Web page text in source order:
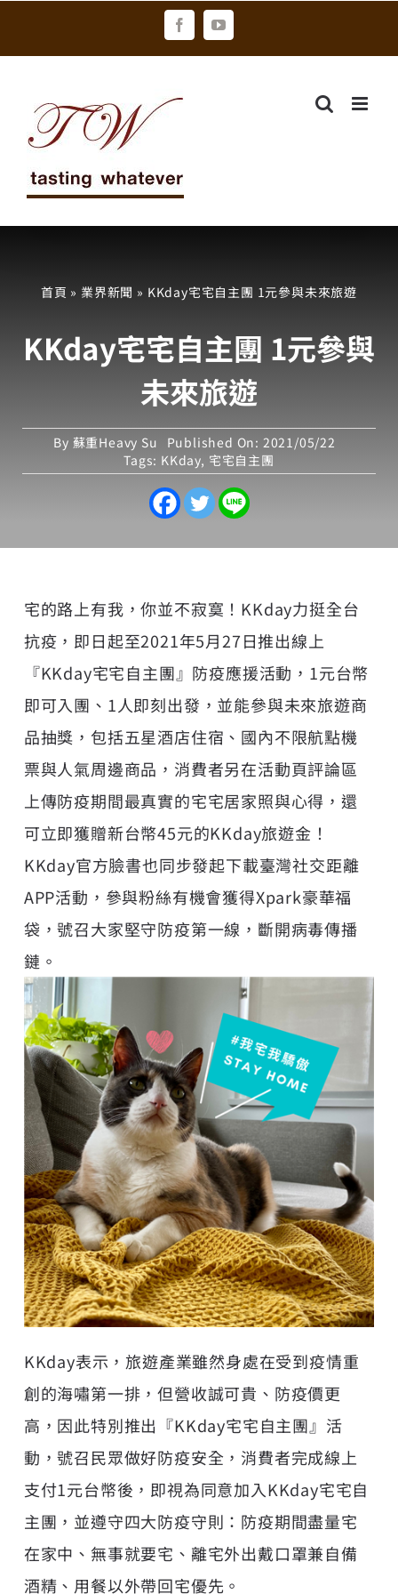
FacebookYouTube
首頁 » 業界新聞 » KKday宅宅自主團 1元參與未來旅遊
KKday宅宅自主團 1元參與
未來旅遊
By 蘇重Heavy Su
Published On: 2021/05/22
Tags: KKday, 宅宅自主團
宅的路上有我，你並不寂寞！KKday力挺全台
抗疫，即日起至2021年5月27日推出線上
『KKday宅宅自主團』防疫應援活動，1元台幣
即可入團、1人即刻出發，並能參與未來旅遊商
品抽獎，包括五星酒店住宿、國內不限航點機
票與人氣周邊商品，消費者另在活動頁評論區
上傳防疫期間最真實的宅宅居家照與心得，還
可立即獲贈新台幣45元的KKday旅遊金！
KKday官方臉書也同步發起下載臺灣社交距離
APP活動，參與粉絲有機會獲得Xpark豪華福
袋，號召大家堅守防疫第一線，斷開病毒傳播
鏈。
KKday表示，旅遊產業雖然身處在受到疫情重
創的海嘯第一排，但營收誠可貴、防疫價更
高，因此特別推出『KKday宅宅自主團』活
動，號召民眾做好防疫安全，消費者完成線上
支付1元台幣後，即視為同意加入KKday宅宅自
主團，並遵守四大防疫守則：防疫期間盡量宅
在家中、無事就要宅、離宅外出戴口罩兼自備
酒精、用餐以外帶回宅優先。